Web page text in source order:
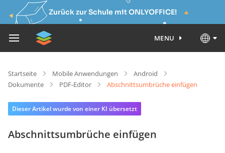
Zurück zur Schule mit ONLYOFFICE!
MENU
Startseite Mobile Anwendungen
Android
Dokumente
PDF-Editor Abschnittsumbrüche einfügen
Dieser Artikel wurde von einer KI übersetzt
Abschnittsumbrüche einfügen